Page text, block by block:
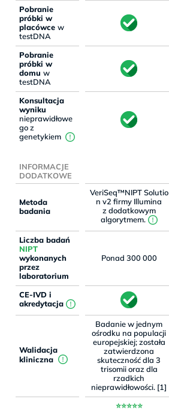
Pobranie
próbki w
placówce w
testDNA
Pobranie
próbki w
domu w
testDNA
Konsultacja
wyniku
nieprawidłowe
go z
genetykiem
INFORMACJE
DODATKOWE
Metoda
badania
VeriSeq™NIPT Solutio
n v2 firmy Illumina
z dodatkowym
algorytmem.
Liczba badań
NIPT
wykonanych
przez
laboratorium
Ponad 300 000
CE-IVD i
akredytacja
Walidacja
kliniczna
Badanie w jednym
ośrodku na populacji
europejskiej; została
zatwierdzona
skuteczność dla 3
trisomii oraz dla
rzadkich
nieprawidłowości. [1]
⭐⭐⭐⭐⭐